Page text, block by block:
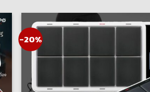
-20%